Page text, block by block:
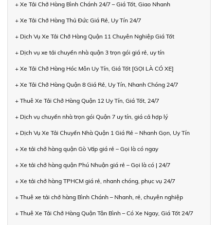
+ Xe Tải Chở Hàng Bình Chánh 24/7 – Giá Tốt, Giao Nhanh
+ Xe Tải Chở Hàng Thủ Đức Giá Rẻ, Uy Tín 24/7
+ Dịch Vụ Xe Tải Chở Hàng Quận 11 Chuyên Nghiệp Giá Tốt
+ Dịch vụ xe tải chuyển nhà quận 3 trọn gói giá rẻ, uy tín
+ Xe Tải Chở Hàng Hóc Môn Uy Tín, Giá Tốt [GỌI LÀ CÓ XE]
+ Xe Tải Chở Hàng Quận 8 Giá Rẻ, Uy Tín, Nhanh Chóng 24/7
+ Thuê Xe Tải Chở Hàng Quận 12 Uy Tín, Giá Tốt, 24/7
+ Dịch vụ chuyển nhà trọn gói Quận 7 uy tín, giá cả hợp lý
+ Dịch Vụ Xe Tải Chuyển Nhà Quận 1 Giá Rẻ – Nhanh Gọn, Uy Tín
+ Xe tải chở hàng quận Gò Vấp giá rẻ – Gọi là có ngay
+ Xe tải chở hàng quận Phú Nhuận giá rẻ – Gọi là có | 24/7
+ Xe tải chở hàng TPHCM giá rẻ, nhanh chóng, phục vụ 24/7
+ Thuê xe tải chở hàng Bình Chánh – Nhanh, rẻ, chuyên nghiệp
+ Thuê Xe Tải Chở Hàng Quận Tân Bình – Có Xe Ngay, Giá Tốt 24/7